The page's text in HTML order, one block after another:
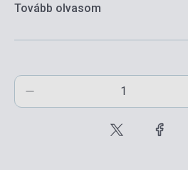
Tovább olvasom